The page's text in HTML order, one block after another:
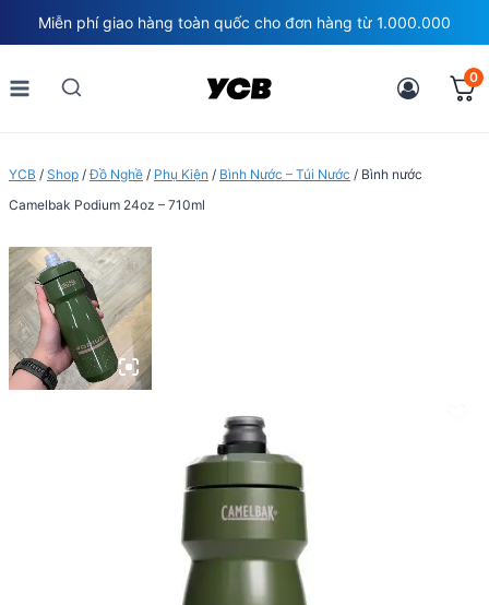
to
content
Miễn phí giao hàng toàn quốc cho đơn hàng từ 1.000.000
0
YCB / Shop /Đồ Nghề / Phụ Kiện / Bình Nước – Túi Nước / Bình nước
Camelbak Podium 24oz – 710ml